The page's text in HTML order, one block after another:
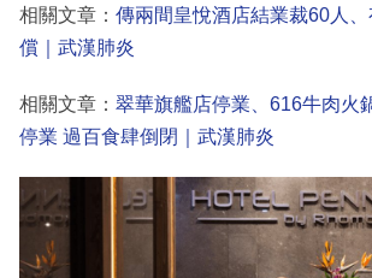
相關文章： 傳兩間皇悅酒店結業裁60人
償｜武漢肺炎
相關文章： 翠華旗艦店停業、616牛肉火
停業 過百食肆倒閉｜武漢肺炎